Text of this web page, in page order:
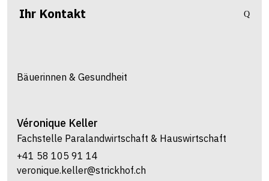
Ihr Kontakt
Bäuerinnen & Gesundheit
Véronique Keller
Fachstelle Paralandwirtschaft & Hauswirtschaft
+41 58 105 91 14
veronique.keller@strickhof.ch